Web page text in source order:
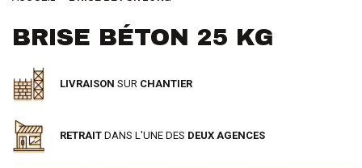
BRISE BÉTON 25 KG
LIVRAISON SUR CHANTIER
RETRAIT DANS L'UNE DES DEUX AGENCES